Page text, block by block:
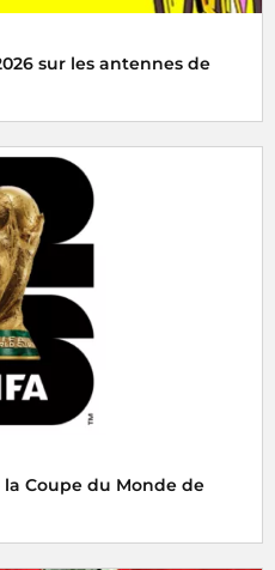
sur les antennes de
Tour de France 2026
la Coupe du Monde de